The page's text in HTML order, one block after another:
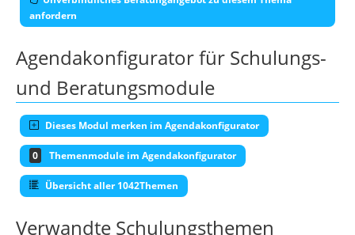
anfordern
Agendakonfigurator für Schulungs-
und Beratungsmodule
Dieses Modul merken im Agendakonfigurator
0 Themenmodule im Agendakonfigurator
Übersicht aller 1042Themen
Verwandte Schulungsthemen